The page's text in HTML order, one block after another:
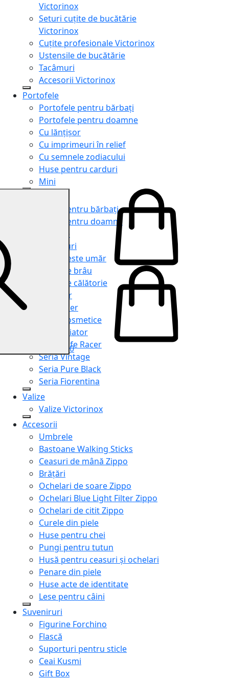
Victorinox
Seturi cuțite de bucătărie
Victorinox
Cuțite profesionale Victorinox
Ustensile de bucătărie
Tacâmuri
Accesorii Victorinox
Portofele
Portofele pentru bărbați
Portofele pentru doamne
Cu lănțișor
Cu imprimeuri în relief
Cu semnele zodiacului
Huse pentru carduri
Mini
Genți pentru bărbați
Genți pentru doamne
Serviete
Rucsacuri
Genți peste umăr
Genți de brâu
Genți de călătorie
Shopper
Organiser
Truse cosmetice
Seria Aviator
Seria Cafe Racer
Seria Vintage
Seria Pure Black
Seria Fiorentina
Valize
Valize Victorinox
Accesorii
Umbrele
Bastoane Walking Sticks
Ceasuri de mână Zippo
Brățări
Ochelari de soare Zippo
Ochelari Blue Light Filter Zippo
Ochelari de citit Zippo
Curele din piele
Huse pentru chei
Pungi pentru tutun
Husă pentru ceasuri și ochelari
Penare din piele
Huse acte de identitate
Lese pentru câini
Suveniruri
Figurine Forchino
Flască
Suporturi pentru sticle
Ceai Kusmi
Gift Box
0